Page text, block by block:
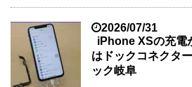
2026/07/31
iPhone XSの充電
はドックコネクタ
ック岐阜